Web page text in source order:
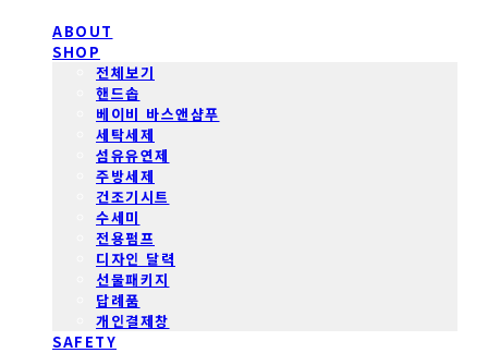
ABOUT
SHOP
전체보기
핸드솝
베이비 바스앤샴푸
세탁세제
섬유유연제
주방세제
건조기시트
수세미
전용펌프
디자인 달력
선물패키지
답례품
개인결제창
SAFETY